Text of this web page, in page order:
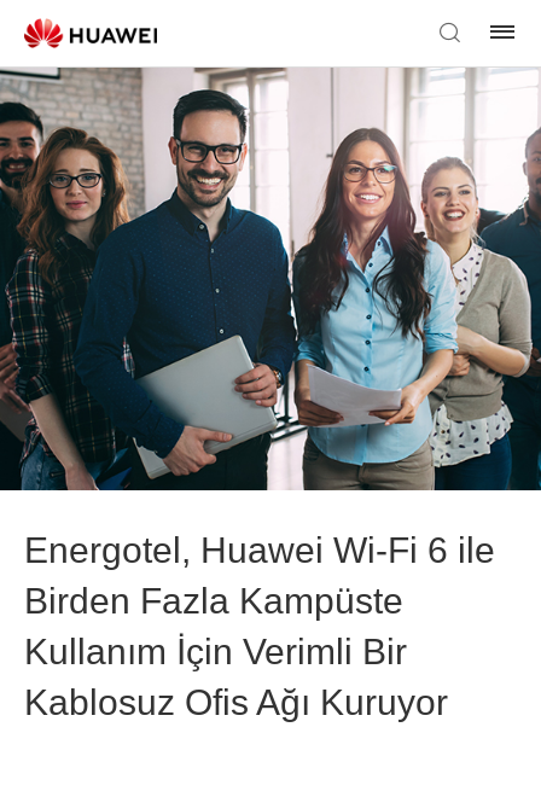
Energotel, Huawei Wi-Fi 6 ile
Birden Fazla Kampüste
Kullanım İçin Verimli Bir
Kablosuz Ofis Ağı Kuruyor